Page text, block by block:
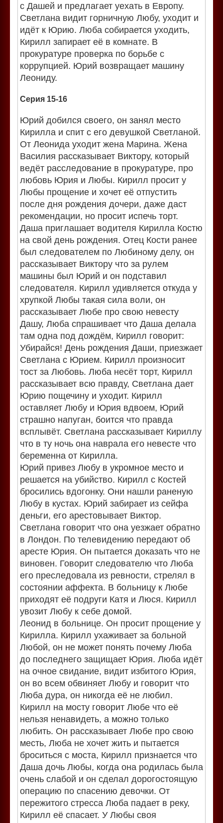
с Дашей и предлагает уехать в Европу.
Светлана видит горничную Любу, уходит и
идёт к Юрию. Люба собирается уходить,
Кирилл запирает её в комнате. В
прокуратуре проверка по борьбе с
коррупцией. Юрий возвращает машину
Леониду.
Серия 15-16
Юрий добился своего, он занял место
Кирилла и спит с его девушкой Светланой.
От Леонида уходит жена Марина. Жена
Василия рассказывает Виктору, который
ведёт расследование в прокуратуре, про
любовь Юрия и Любы. Кирилл просит у
Любы прощение и хочет её отпустить
после дня рождения дочери, даже даст
рекомендации, но просит испечь торт.
Даша приглашает водителя Кирилла Костю
на свой день рождения. Отец Кости ранее
был следователем по Любиному делу, он
рассказывает Виктору что за рулем
машины был Юрий и он подставил
следователя. Кирилл удивляется откуда у
хрупкой Любы такая сила воли, он
рассказывает Любе про свою невесту
Дашу, Люба спрашивает что Даша делала
там одна под дождём, Кирилл говорит:
Убирайся! День рождения Даши, приезжает
Светлана с Юрием. Кирилл произносит
тост за Любовь. Люба несёт торт, Кирилл
рассказывает всю правду, Светлана дает
Юрию пощечину и уходит. Кирилл
оставляет Любу и Юрия вдвоем, Юрий
страшно напуган, боится что правда
всплывёт. Светлана рассказывает Кириллу
что в ту ночь она наврала его невесте что
беременна от Кирилла.
Юрий привез Любу в укромное место и
решается на убийство. Кирилл с Костей
бросились вдогонку. Они нашли раненую
Любу в кустах. Юрий забирает из сейфа
деньги, его арестовывает Виктор.
Светлана говорит что она уезжает обратно
в Лондон. По телевидению передают об
аресте Юрия. Он пытается доказать что не
виновен. Говорит следователю что Люба
его преследовала из ревности, стрелял в
состоянии аффекта. В больницу к Любе
приходят её подруги Катя и Люся. Кирилл
увозит Любу к себе домой.
Леонид в больнице. Он просит прощение у
Кирилла. Кирилл ухаживает за больной
Любой, он не может понять почему Люба
до последнего защищает Юрия. Люба идёт
на очное свидание, видит избитого Юрия,
он во всем обвиняет Любу и говорит что
Люба дура, он никогда её не любил.
Кирилл на мосту говорит Любе что её
нельзя ненавидеть, а можно только
любить. Он рассказывает Любе про свою
месть, Люба не хочет жить и пытается
броситься с моста, Кирилл признается что
Даша дочь Любы, когда она родилась была
очень слабой и он сделал дорогостоящую
операцию по спасению девочки. От
пережитого стресса Люба падает в реку,
Кирилл её спасает. У Любы своя